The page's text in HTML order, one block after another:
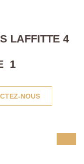
LAFFITTE 4
1
NOUS